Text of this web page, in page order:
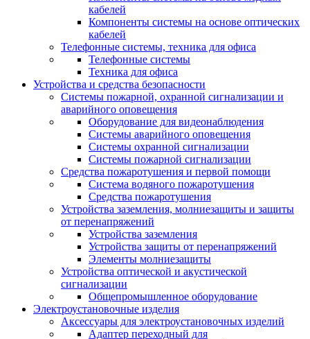
кабелей
Компоненты системы на основе оптических
кабелей
Телефонные системы, техника для офиса
Телефонные системы
Техника для офиса
Устройства и средства безопасности
Системы пожарной, охранной сигнализации и
аварийного оповещения
Оборудование для видеонаблюдения
Системы аварийного оповещения
Системы охранной сигнализации
Системы пожарной сигнализации
Средства пожаротушения и первой помощи
Система водяного пожаротушения
Средства пожаротушения
Устройства заземления, молниезащиты и защиты
от перенапряжений
Устройства заземления
Устройства защиты от перенапряжений
Элементы молниезащиты
Устройства оптической и акустической
сигнализации
Общепромышленное оборудование
Электроустановочные изделия
Аксессуары для электроустановочных изделий
Адаптер переходный для